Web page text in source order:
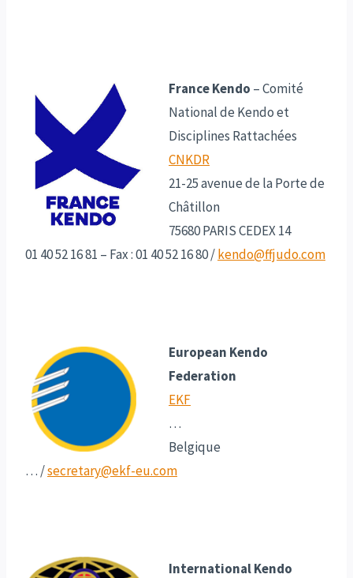
France Kendo – Comité
National de Kendo et
Disciplines Rattachées
CNKDR
21-25 avenue de la Porte de
Châtillon
75680 PARIS CEDEX 14
01 40 52 16 81 – Fax : 01 40 52 16 80 /kendo@ffjudo.com
European Kendo
Federation
EKF
…
Belgique
… /secretary@ekf-eu.com
International Kendo